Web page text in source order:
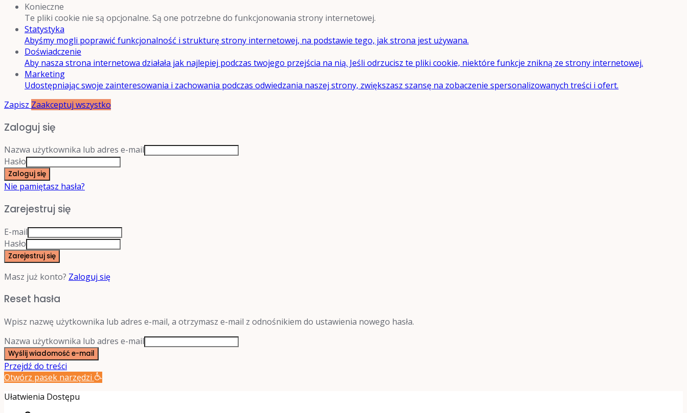
Konieczne
Te pliki cookie nie są opcjonalne. Są one potrzebne do funkcjonowania strony internetowej.
Statystyka
Abyśmy mogli poprawić funkcjonalność i strukturę strony internetowej, na podstawie tego, jak strona jest używana.
Doświadczenie
Aby nasza strona internetowa działała jak najlepiej podczas twojego przejścia na nią. Jeśli odrzucisz te pliki cookie, niektóre funkcje znikną ze strony internetowej.
Marketing
Udostępniając swoje zainteresowania i zachowania podczas odwiedzania naszej strony, zwiększasz szansę na zobaczenie spersonalizowanych treści i ofert.
Zapisz Zaakceptuj wszystko
Zaloguj się
Nazwa użytkownika lub adres e-mail
Hasło
Zaloguj się
Nie pamiętasz hasła?
Zarejestruj się
E-mail
Hasło
Zarejestruj się
Masz już konto? Zaloguj się
Reset hasła
Wpisz nazwę użytkownika lub adres e-mail, a otrzymasz e-mail z odnośnikiem do ustawienia nowego hasła.
Nazwa użytkownika lub adres e-mail
Wyślij wiadomość e-mail
Przejdź do treści
Otwórz pasek narzędzi
Ułatwienia Dostępu